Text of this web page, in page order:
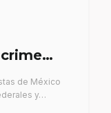
de México
y…